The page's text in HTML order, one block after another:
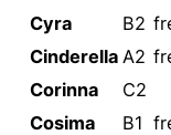
Cyra
B2
Cinderella A2
Corinna
C2
Cosima
B1